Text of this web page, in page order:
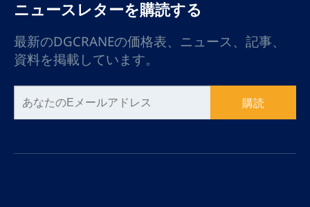
ニュースレターを購読する
最新のDGCRANEの価格表、ニュース、記事、
資料を掲載しています。
購読